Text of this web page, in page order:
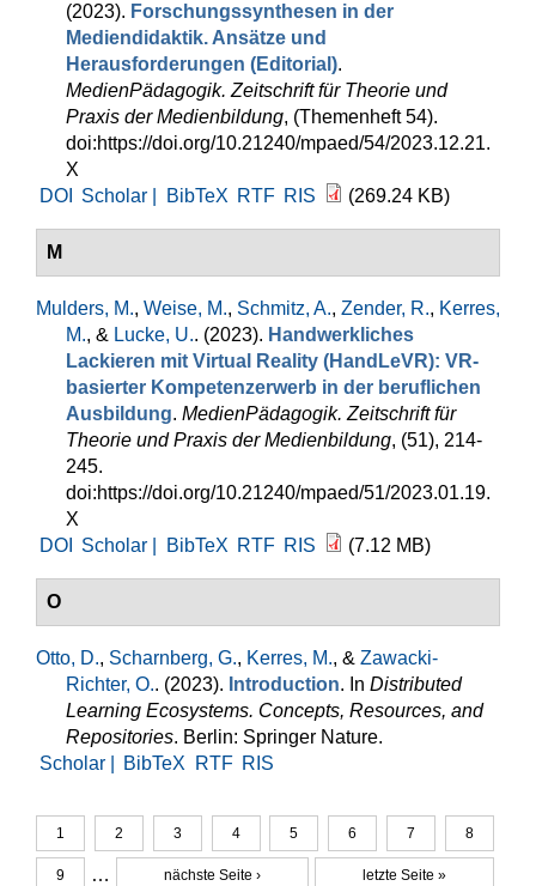
(2023). Forschungssynthesen in der
Mediendidaktik. Ansätze und
Herausforderungen (Editorial).
MedienPädagogik. Zeitschrift für Theorie und
Praxis der Medienbildung, (Themenheft 54).
doi:https://doi.org/10.21240/mpaed/54/2023.12.21.
X
DOI
Scholar | BibTeX RTF RIS (269.24 KB)
M
Mulders, M., Weise, M., Schmitz, A., Zender, R., Kerres,
M., & Lucke, U.. (2023). Handwerkliches
Lackieren mit Virtual Reality (HandLeVR): VR-
basierter Kompetenzerwerb in der beruflichen
Ausbildung. MedienPädagogik. Zeitschrift für
Theorie und Praxis der Medienbildung, (51), 214-
245.
doi:https://doi.org/10.21240/mpaed/51/2023.01.19.
X
DOI
Scholar | BibTeX RTF RIS (7.12 MB)
O
Otto, D., Scharnberg, G., Kerres, M., & Zawacki-
Richter, O.. (2023). Introduction. In Distributed
Learning Ecosystems. Concepts, Resources, and
Repositories. Berlin: Springer Nature.
Scholar |
BibTeX RTF RIS
Seiten
1 2 3 4 5 6 7 8
9 … nächste Seite › letzte Seite »